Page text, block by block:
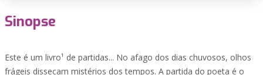
Sinopse
Este é um livro¹ de partidas... No afago dos dias chuvosos, olhos
frágeis dissecam mistérios dos tempos. A partida do poeta é o